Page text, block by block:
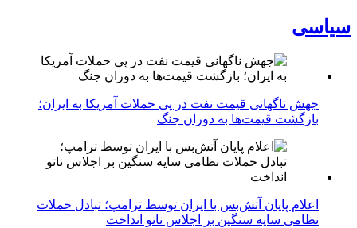
سیاسی
جهش ناگهانی قیمت نفت در پی حملات آمریکا به ایران؛
بازگشت قیمت‌ها به دوران جنگ
اعلام پایان آتش‌بس با ایران توسط ترامپ؛ تبادل حملات
نظامی سایه سنگین بر اجلاس ناتو انداخت